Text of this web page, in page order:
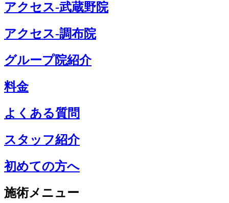
アクセス-武蔵野院
アクセス-調布院
グループ院紹介
料金
よくある質問
スタッフ紹介
初めての方へ
施術メニュー